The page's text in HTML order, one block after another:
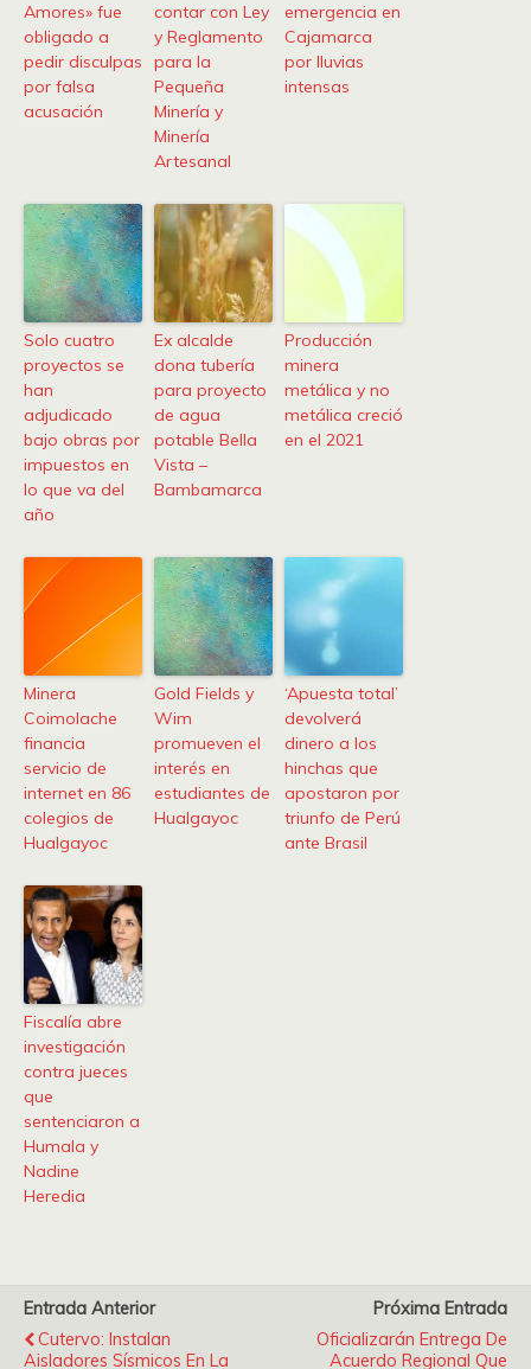
Amores» fue
obligado a
pedir disculpas
por falsa
acusación
contar con Ley
y Reglamento
para la
Pequeña
Minería y
Minería
Artesanal
emergencia en
Cajamarca
por lluvias
intensas
Solo cuatro
proyectos se
han
adjudicado
bajo obras por
impuestos en
lo que va del
año
Ex alcalde
dona tubería
para proyecto
de agua
potable Bella
Vista –
Bambamarca
Producción
minera
metálica y no
metálica creció
en el 2021
Minera
Coimolache
financia
servicio de
internet en 86
colegios de
Hualgayoc
Gold Fields y
Wim
promueven el
interés en
estudiantes de
Hualgayoc
‘Apuesta total’
devolverá
dinero a los
hinchas que
apostaron por
triunfo de Perú
ante Brasil
Fiscalía abre
investigación
contra jueces
que
sentenciaron a
Humala y
Nadine
Heredia
Entrada Anterior
Cutervo: Instalan
Aisladores Sísmicos En La
Próxima Entrada
Oficializarán Entrega De
Acuerdo Regional Que